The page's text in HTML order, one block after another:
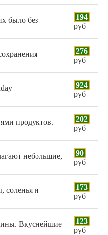
было без
194
руб
276
руб
924
руб
продуктов.
202
руб
небольшие,
90
руб
соленья и
173
руб
Вкуснейшие
123
руб